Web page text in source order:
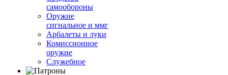
самообороны
Оружие
сигнальное и ммг
Арбалеты и луки
Комиссионное
оружие
Служебное